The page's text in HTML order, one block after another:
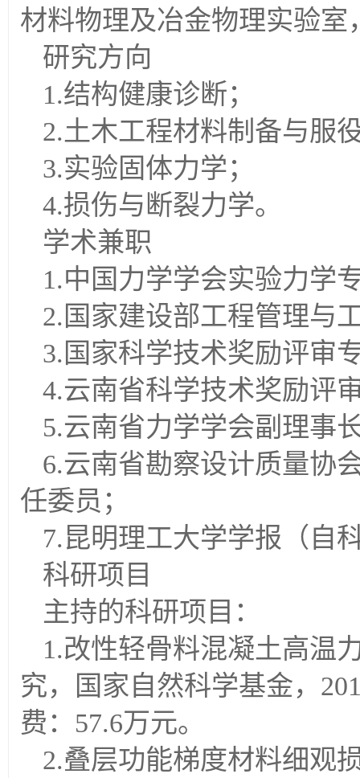
材料物理及冶金物理实验室
研究方向
1.结构健康诊断；
2.土木工程材料制备与服
3.实验固体力学；
4.损伤与断裂力学。
学术兼职
1.中国力学学会实验力学
2.国家建设部工程管理与
3.国家科学技术奖励评审
4.云南省科学技术奖励评
5.云南省力学学会副理事
6.云南省勘察设计质量协
任委员；
7.昆明理工大学学报（自
科研项目
主持的科研项目：
1.改性轻骨料混凝土高温
究，国家自然科学基金，
费：57.6万元。
2.叠层功能梯度材料细观